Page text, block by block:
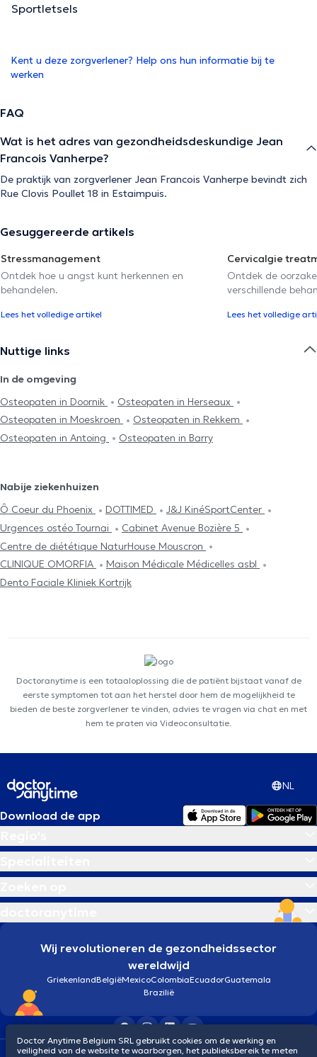
Sportletsels
Kent u deze zorgverlener? Help ons hun informatie bij te
werken
FAQ
Wat is het adres van gezondheidsdeskundige Jean
Francois Vanherpe?
De praktijk van zorgverlener Jean Francois Vanherpe bevindt zich
Rue Clovis Poullet 18 in Estaimpuis.
Gesuggereerde artikels
Stressmanagement
Ontdek hoe u angst kunt herkennen en
behandelen.
Lees het volledige artikel
Cervicalgie
Ontdek de
verschillende
Lees het volledige
Nuttige links
In de omgeving
Osteopaten in Doornik
Osteopaten in Herseaux
Osteopaten in Moeskroen
Osteopaten in Rekkem
Osteopaten in Antoing
Osteopaten in Barry
Nabije ziekenhuizen
Ô Coeur du Phoenix
DOTTIMED
J&J KinéSportCenter
Urgences ostéo Tournai
Cabinet Avenue Bozière 5
Centre de diététique NaturHouse Mouscron
CLINIQUE OMORFIA
Maison Médicale Médicelles asbl
Dento Faciale Kliniek Kortrijk
Doctoranytime is een totaaloplossing die de patiënt bijstaat vanaf de
eerste symptomen tot aan het herstel door hem de mogelijkheid te
bieden de beste zorgverlener te vinden, advies te vragen via chat en met
hem te praten via Videoconsultatie.
NL
Download de app
Wij revolutioneren de gezondheidssector
wereldwijd
GriekenlandBelgiëMexicoColombiaEcuadorGuatemala
Brazilië
Algemene voorwaarden CookiesPrivacybeleid
Doctor Anytime Belgium SRL gebruikt cookies om de werking en
veiligheid van de website te waarborgen, het publieksbereik te meten